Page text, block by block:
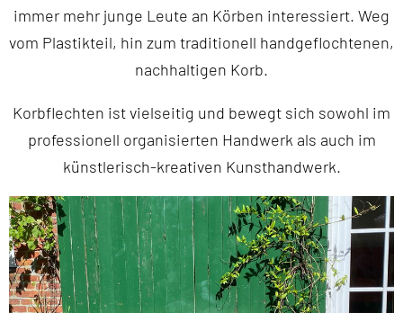
immer mehr junge Leute an Körben interessiert. Weg
vom Plastikteil, hin zum traditionell handgeflochtenen,
nachhaltigen Korb.
Korbflechten ist vielseitig und bewegt sich sowohl im
professionell organisierten Handwerk als auch im
künstlerisch-kreativen Kunsthandwerk.